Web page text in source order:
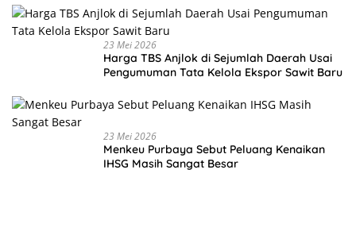
23 Mei 2026
Harga TBS Anjlok di Sejumlah Daerah Usai
Pengumuman Tata Kelola Ekspor Sawit Baru
23 Mei 2026
Menkeu Purbaya Sebut Peluang Kenaikan
IHSG Masih Sangat Besar